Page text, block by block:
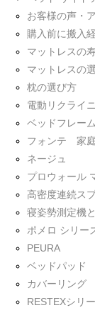
お客様の声・
購入前に搬入
マットレスの
マットレスの
枕の選び方
電動リクライ
ベッドフレー
フォンテ 家
ネージュ
プロウォール
高密度連続ス
寝姿勢測定機
ポメロ シリー
PEURA
ベッドパッド
カバーリング
RESTEXシリ